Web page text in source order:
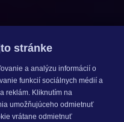
stránke
a analýzu informácií o
funkcií sociálnych médií a
reklám. Kliknutím na
umožňujúceho odmietnuť
vrátane odmietnuť